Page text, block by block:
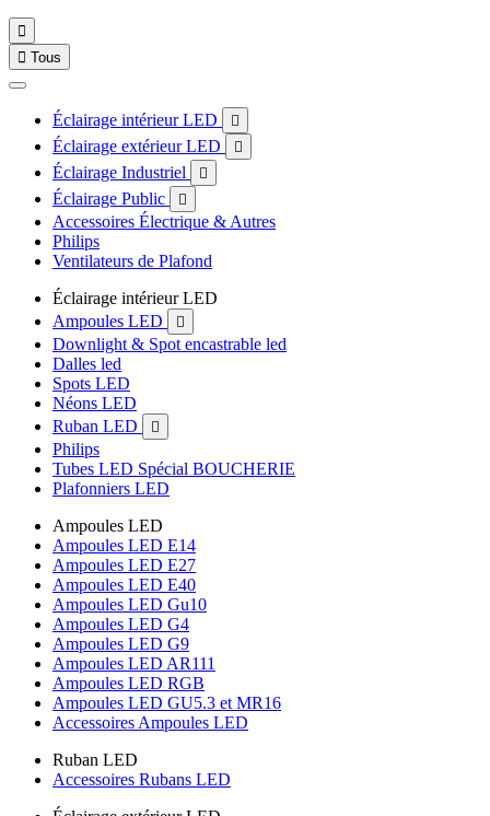

 Tous
Éclairage intérieur LED 
Éclairage extérieur LED 
Éclairage Industriel 
Éclairage Public 
Accessoires Électrique & Autres
Philips
Ventilateurs de Plafond
Éclairage intérieur LED
Ampoules LED

Downlight & Spot encastrable led
Dalles led
Spots LED
Néons LED
Ruban LED

Philips
Tubes LED Spécial BOUCHERIE
Plafonniers LED
Ampoules LED
Ampoules LED E14
Ampoules LED E27
Ampoules LED E40
Ampoules LED Gu10
Ampoules LED G4
Ampoules LED G9
Ampoules LED AR111
Ampoules LED RGB
Ampoules LED GU5.3 et MR16
Accessoires Ampoules LED
Ruban LED
Accessoires Rubans LED